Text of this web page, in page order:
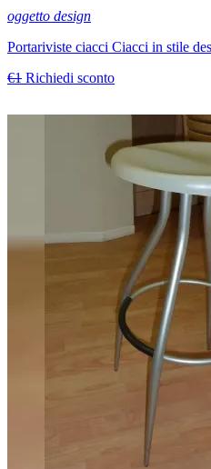
oggetto design
Portariviste ciacci Ciacci in stile
€1 Richiedi sconto